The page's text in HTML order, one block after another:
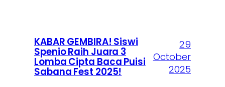
KABAR GEMBIRA! Siswi
Spenio Raih Juara 3
Lomba Cipta Baca Puisi
Sabana Fest 2025!
29
October
2025